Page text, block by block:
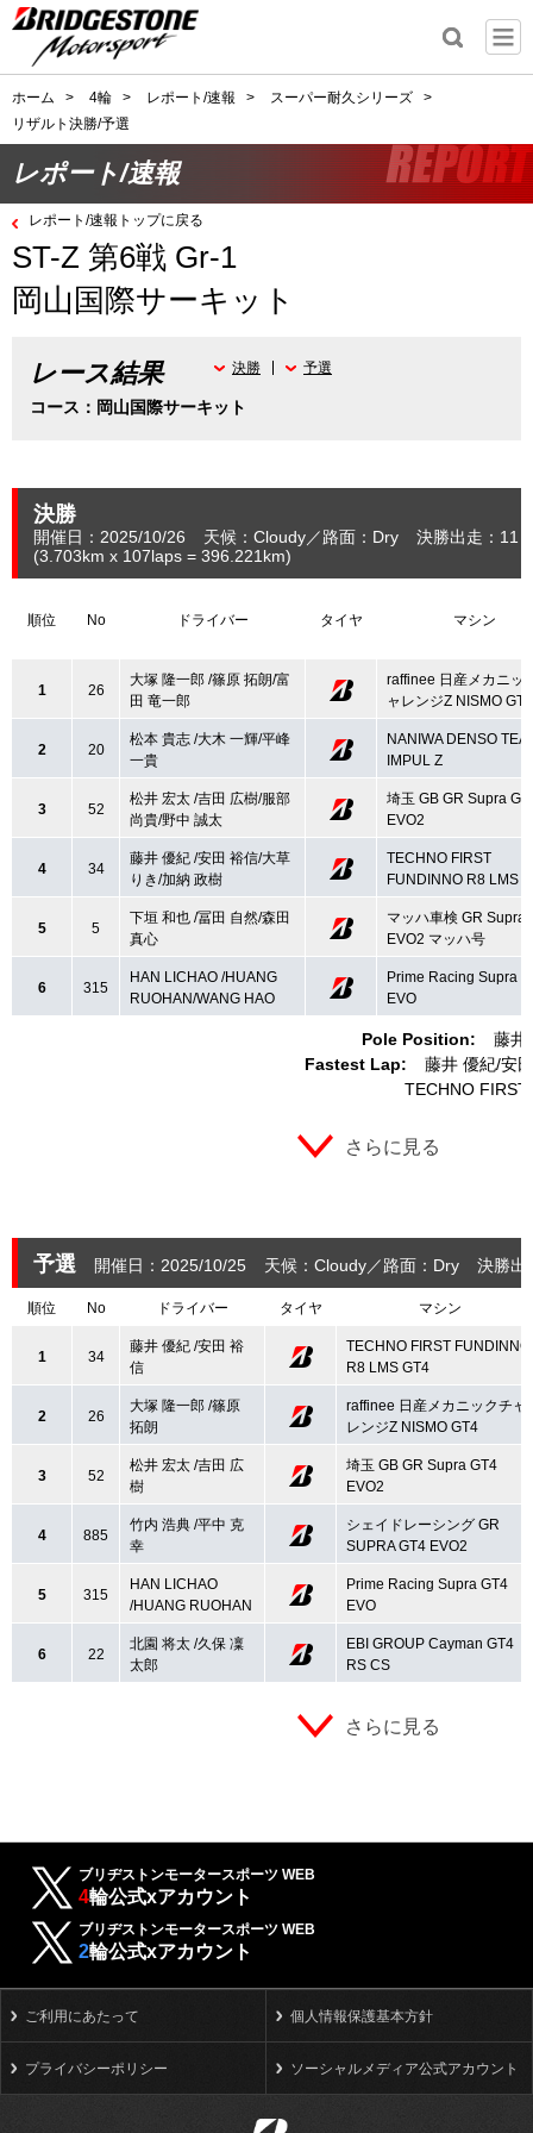
ホーム > 4輪 > レポート/速報 > スーパー耐久シリーズ
>
リザルト決勝/予選
レポート/速報
レポート/速報トップに戻る
ST-Z 第6戦 Gr-1
岡山国際サーキット
レース結果
コース：岡山国際サーキット
決勝 予選
決勝
開催日：2025/10/26 天候：Cloudy 路面：Dry
決勝出走：11
(3.703km x 107laps = 396.221 km)
順位 No ドライバー タイヤ マシン
Pole Position:
藤井
Fastest Lap:
藤井 優紀 安
TECHNO
1 26
大塚 隆一郎 /篠原 拓朗/富
田 竜一郎
raffinee 日産メカニッ
ャレンジZ NISMO GT4
2 20
松本 貴志 /大木 一輝/平峰
一貴
NANIWA DENSO
IMPUL Z
3 52
松井 宏太 /吉田 広樹/服部
尚貴/野中 誠太
埼玉 GB GR Supra
EVO2
4 34
藤井 優紀 /安田 裕信/大草
りき/加納 政樹
TECHNO FIRST
FUNDINNO R8 LMS
5 5
下垣 和也 /冨田 自然/森田
真心
マッハ車検 GR Supra
EVO2 マッハ号
6 315
HAN LICHAO /HUANG
RUOHAN/WANG HAO
Prime Racing Supra
EVO
さらに見る
予選 開催日：2025/10/25 天候：Cloudy 路面：Dry 決勝出
順位 No ドライバー タイヤ マシン
1 34
藤井 優紀 /安田 裕
信
TECHNO FIRST FUNDINNO
R8 LMS GT4
2 26
大塚 隆一郎 /篠原
拓朗
raffinee 日産メカニックチャ
レンジZ NISMO GT4
3 52
松井 宏太 /吉田 広
樹
埼玉 GB GR Supra GT4
EVO2
4 885
竹内 浩典 /平中 克
幸
シェイドレーシング GR
SUPRA GT4 EVO2
5 315
HAN LICHAO
/HUANG RUOHAN
Prime Racing Supra GT4
EVO
6 22
北園 将太 /久保 凜
太郎
EBI GROUP Cayman GT4
RS CS
さらに見る
ブリヂストンモータースポーツ WEB
4輪公式xアカウント
ブリヂストンモータースポーツ WEB
2輪公式xアカウント
ご利用にあたって 個人情報保護基本方針
プライバシーポリシー ソーシャルメディア公式アカウント